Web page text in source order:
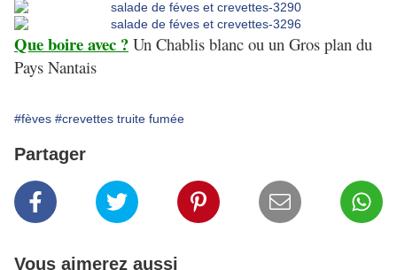
Que boire avec ? Un Chablis blanc ou un Gros plan du
Pays Nantais
#fèves #crevettes truite fumée
Partager
Vous aimerez aussi